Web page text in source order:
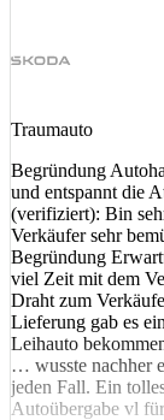
Traumauto
Begründung
und entspannt die
(verifiziert): Bin
Verkäufer sehr
Begründung
viel Zeit mit dem
Draht zum
Lieferung gab es
Leihauto
… wusste nachher
jeden Fall. Ein
Autoübergabe vl